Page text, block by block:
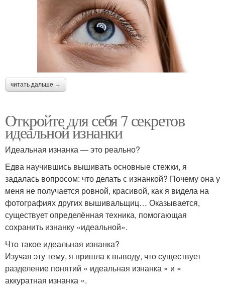
читать дальше →
Откройте для себя 7 секретов
идеальной изнанки
Идеальная изнанка — это реально?
Едва научившись вышивать основные стежки, я
задалась вопросом: что делать с изнанкой? Почему она у
меня не получается ровной, красивой, как я видела на
фотографиях других вышивальщиц… Оказывается,
существует определённая техника, помогающая
сохранить изнанку «идеальной».
Что такое идеальная изнанка?
Изучая эту тему, я пришла к выводу, что существует
разделение понятий « идеальная изнанка » и «
аккуратная изнанка «.